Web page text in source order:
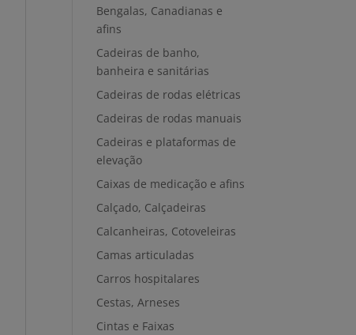
Bengalas, Canadianas e
afins
Cadeiras de banho,
banheira e sanitárias
Cadeiras de rodas elétricas
Cadeiras de rodas manuais
Cadeiras e plataformas de
elevação
Caixas de medicação e afins
Calçado, Calçadeiras
Calcanheiras, Cotoveleiras
Camas articuladas
Carros hospitalares
Cestas, Arneses
Cintas e Faixas